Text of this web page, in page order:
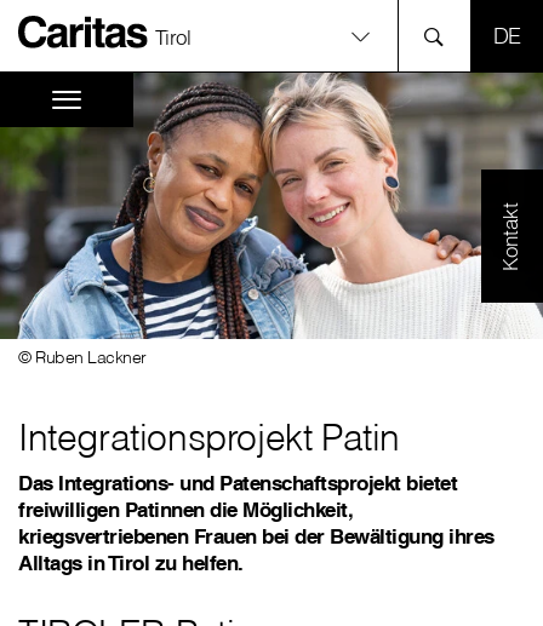
Tirol
Kontakt
© Ruben Lackner
Integrationsprojekt Patin
Das Integrations- und Patenschaftsprojekt bietet
freiwilligen Patinnen die Möglichkeit,
kriegsvertriebenen Frauen bei der Bewältigung ihres
Alltags in Tirol zu helfen.